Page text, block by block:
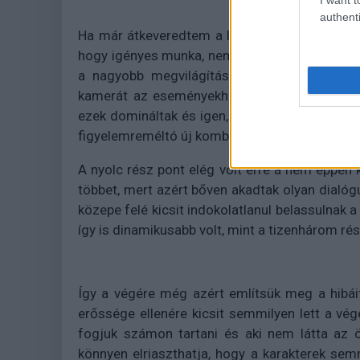
Ha már átkeveredtem a látványhoz, fontos
hogy igényes munka, nem öt forintot és öt
a nagyobb megvilágítással rendelkező
kamerát az eseményekhez, hogy nehezen
ezek domináltak és igen, volt egy ütős one-
figyelemreméltó új kombinációt.
A nyolc rész pont elég volt erre a nem
többet, mert azért bőven akadtak olyan
közepe felé kicsit indokolatlanul belassulnak
így is dinamikusabb volt, mint a tizenhárom
Így a végére még azért említsük meg a
erőssége ellenére kicsit semmilyen lett a
fogjuk számon tartani és aki nem látta az
könnyen elriaszthatja, hogy a karakterek